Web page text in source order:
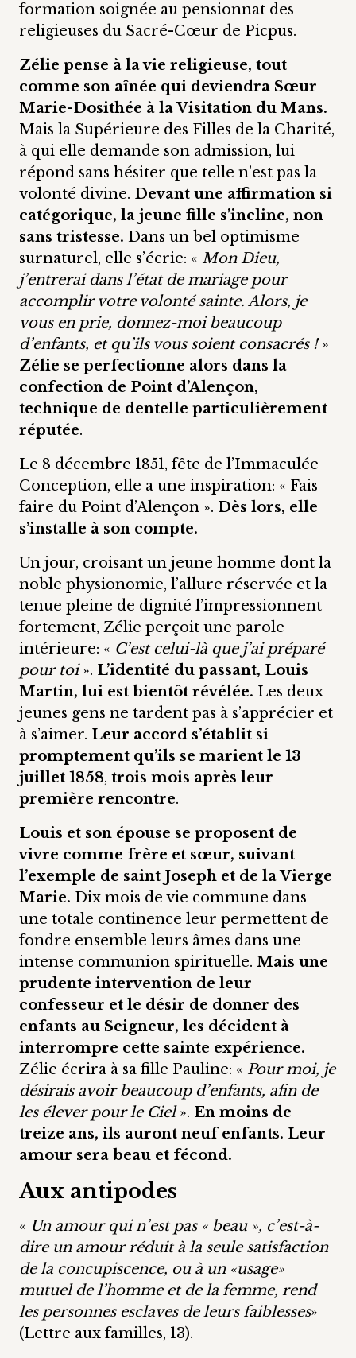
formation soignée au pensionnat des
religieuses du Sacré-Cœur de Picpus.
Zélie pense à la vie religieuse, tout
comme son aînée qui deviendra Sœur
Marie-Dosithée à la Visitation du Mans.
Mais la Supérieure des Filles de la Charité,
à qui elle demande son admission, lui
répond sans hésiter que telle n’est pas la
volonté divine. Devant une affirmation si
catégorique, la jeune fille s’incline, non
sans tristesse. Dans un bel optimisme
surnaturel, elle s’écrie: « Mon Dieu,
j’entrerai dans l’état de mariage pour
accomplir votre volonté sainte. Alors, je
vous en prie, donnez-moi beaucoup
d’enfants, et qu’ils vous soient consacrés !»
Zélie se perfectionne alors dans la
confection de Point d’Alençon,
technique de dentelle particulièrement
réputée.
Le 8 décembre 1851, fête de l’Immaculée
Conception, elle a une inspiration: « Fais
faire du Point d’Alençon ». Dès lors, elle
s’installe à son compte.
Un jour, croisant un jeune homme dont la
noble physionomie, l’allure réservée et la
tenue pleine de dignité l’impressionnent
fortement, Zélie perçoit une parole
intérieure: « C’est celui-là que j’ai préparé
pour toi». L’identité du passant, Louis
Martin, lui est bientôt révélée. Les deux
jeunes gens ne tardent pas à s’apprécier et
à s’aimer. Leur accord s’établit si
promptement qu’ils se marient le 13
juillet 1858, trois mois après leur
première rencontre.
Louis et son épouse se proposent de
vivre comme frère et sœur, suivant
l’exemple de saint Joseph et de la Vierge
Marie. Dix mois de vie commune dans
une totale continence leur permettent de
fondre ensemble leurs âmes dans une
intense communion spirituelle. Mais une
prudente intervention de leur
confesseur et le désir de donner des
enfants au Seigneur, les décident à
interrompre cette sainte expérience.
Zélie écrira à sa fille Pauline: « Pour moi, je
désirais avoir beaucoup d’enfants, afin de
les élever pour le Ciel». En moins de
treize ans, ils auront neuf enfants. Leur
amour sera beau et fécond.
Aux antipodes
« Un amour qui n’est pas « beau », c’est-à-
dire un amour réduit à la seule satisfaction
de la concupiscence, ou à un «usage»
mutuel de l’homme et de la femme, rend
les personnes esclaves de leurs faiblesses»
(Lettre aux familles, 13).